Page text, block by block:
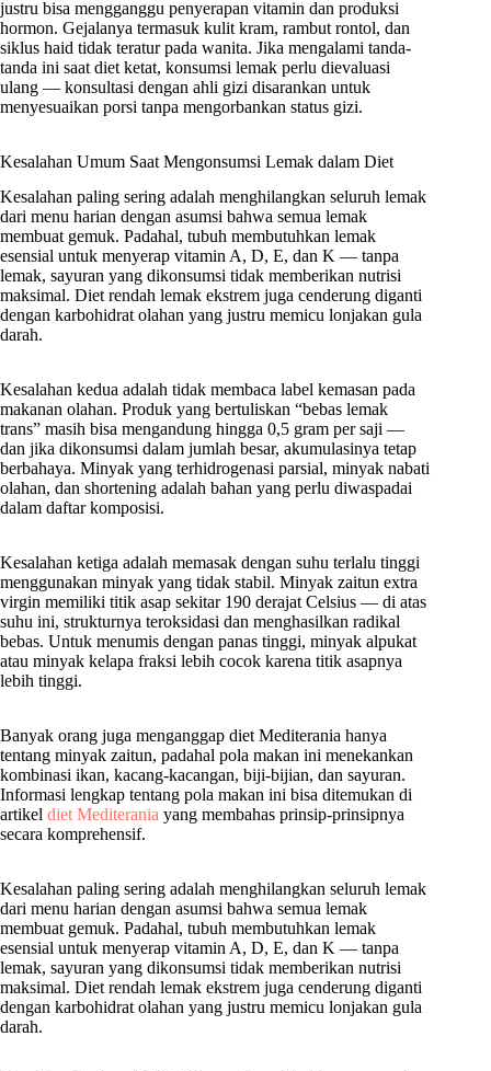
justru bisa mengganggu penyerapan vitamin dan produksi
hormon. Gejalanya termasuk kulit kram, rambut rontol, dan
siklus haid tidak teratur pada wanita. Jika mengalami tanda-
tanda ini saat diet ketat, konsumsi lemak perlu dievaluasi
ulang — konsultasi dengan ahli gizi disarankan untuk
menyesuaikan porsi tanpa mengorbankan status gizi.
Kesalahan Umum Saat Mengonsumsi Lemak dalam Diet
Kesalahan paling sering adalah menghilangkan seluruh lemak
dari menu harian dengan asumsi bahwa semua lemak
membuat gemuk. Padahal, tubuh membutuhkan lemak
esensial untuk menyerap vitamin A, D, E, dan K — tanpa
lemak, sayuran yang dikonsumsi tidak memberikan nutrisi
maksimal. Diet rendah lemak ekstrem juga cenderung diganti
dengan karbohidrat olahan yang justru memicu lonjakan gula
darah.
Kesalahan kedua adalah tidak membaca label kemasan pada
makanan olahan. Produk yang bertuliskan “bebas lemak
trans” masih bisa mengandung hingga 0,5 gram per saji —
dan jika dikonsumsi dalam jumlah besar, akumulasinya tetap
berbahaya. Minyak yang terhidrogenasi parsial, minyak nabati
olahan, dan shortening adalah bahan yang perlu diwaspadai
dalam daftar komposisi.
Kesalahan ketiga adalah memasak dengan suhu terlalu tinggi
menggunakan minyak yang tidak stabil. Minyak zaitun extra
virgin memiliki titik asap sekitar 190 derajat Celsius — di atas
suhu ini, strukturnya teroksidasi dan menghasilkan radikal
bebas. Untuk menumis dengan panas tinggi, minyak alpukat
atau minyak kelapa fraksi lebih cocok karena titik asapnya
lebih tinggi.
Banyak orang juga menganggap diet Mediterania hanya
tentang minyak zaitun, padahal pola makan ini menekankan
kombinasi ikan, kacang-kacangan, biji-bijian, dan sayuran.
Informasi lengkap tentang pola makan ini bisa ditemukan di
artikel diet Mediterania yang membahas prinsip-prinsipnya
secara komprehensif.
Kesalahan paling sering adalah menghilangkan seluruh lemak
dari menu harian dengan asumsi bahwa semua lemak
membuat gemuk. Padahal, tubuh membutuhkan lemak
esensial untuk menyerap vitamin A, D, E, dan K — tanpa
lemak, sayuran yang dikonsumsi tidak memberikan nutrisi
maksimal. Diet rendah lemak ekstrem juga cenderung diganti
dengan karbohidrat olahan yang justru memicu lonjakan gula
darah.